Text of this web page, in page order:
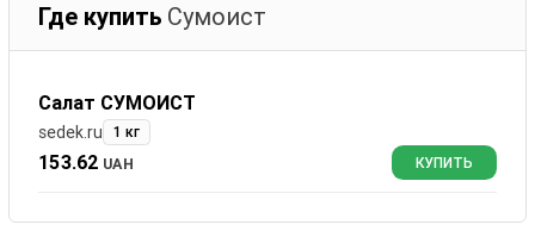
Где купить Сумоист
Салат СУМОИСТ
sedek.ru 1 кг
153.62 UAH КУПИТЬ